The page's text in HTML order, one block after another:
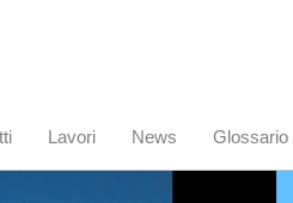
Lavori News Glossario